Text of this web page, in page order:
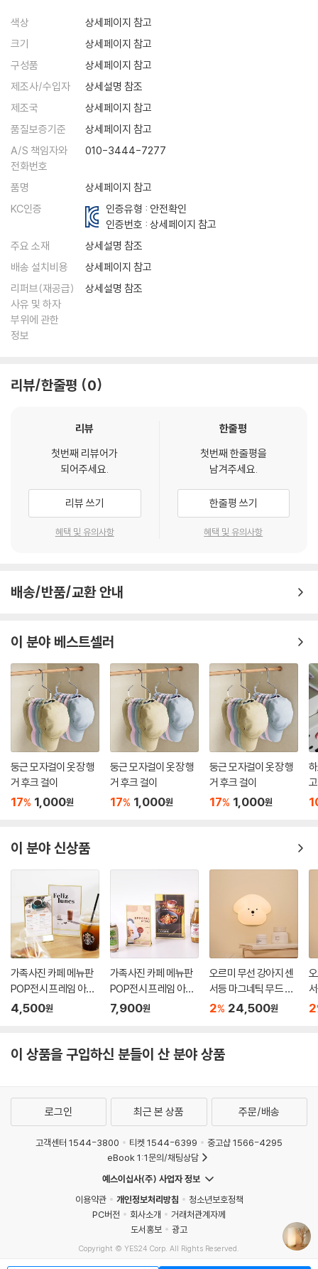
색상
상세페이지 참고
크기
상세페이지 참고
구성품
상세페이지 참고
제조사/수입자
상세설명 참조
제조국
상세페이지 참고
품질보증기준
상세페이지 참고
A/S 책임자와
전화번호
010-3444-7277
품명
상세페이지 참고
KC인증
인증유형 : 안전확인
인증번호 :상세페이지 참고
주요 소재
상세설명 참조
배송 설치비용
상세페이지 참고
리퍼브(재공급)
사유 및 하자
부위에 관한
정보
상세설명 참조
리뷰/한줄평 0
리뷰
첫번째 리뷰어가
되어주세요.
리뷰 쓰기
혜택 및 유의사항
한줄평
첫번째 한줄평을
남겨주세요.
한줄평 쓰기
혜택 및 유의사항
배송/반품/교환 안내
이 분야 베스트셀러
둥근 모자걸이 옷장 행
거 후크 걸이
17% 1,000원
둥근 모자걸이 옷장 행
거 후크 걸이
17% 1,000원
둥근 모자걸이 옷장 행
거 후크 걸이
17% 1,000원
이 분야 신상품
가족사진 카페 메뉴판
POP전시 프레임 아크
릴 액자 중
4,500원
가족사진 카페 메뉴판
POP전시 프레임 아크
릴 액자 대
7,900원
오르미 무선 강아지 센
서등 마그네틱 무드 모
션감지 현관 LED
2% 24,500원 2
이 상품을 구입하신 분들이 산 분야 상품
로그인 최근 본 상품 주문/배송
고객센터 1544-3800 티켓 1544-6399
중고샵 1566-4295
eBook 1:1문의/채팅상담
예스이십사(주) 사업자 정보
이용약관
개인정보처리방침
청소년보호정책
PC버전
회사소개
거래처관계자께
도서홍보
광고
Copyright © YES24 Corp. All Rights Reserved.